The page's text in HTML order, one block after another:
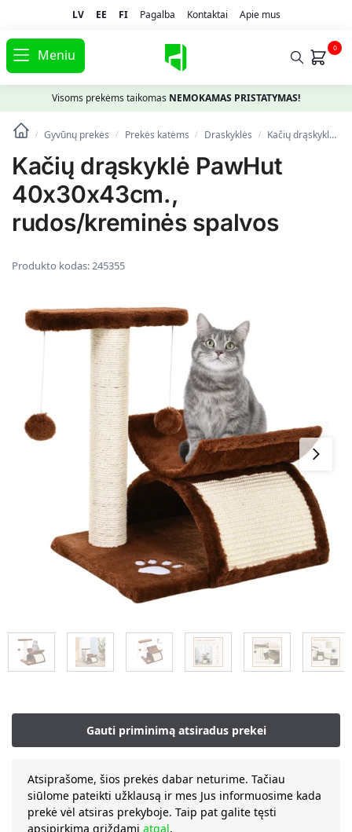
LV EE FI Pagalba Kontaktai Apie mus
Meniu 0
Visoms prekėms taikomas NEMOKAMAS PRISTATYMAS!
/ Gyvūnų prekės / Prekės katėms / Draskyklės / Kačių drąskyklė PawHut 40x30x43cm., rudos/kreminės spalvos
Kačių drąskyklė PawHut
40x30x43cm.,
rudos/kreminės spalvos
Produkto kodas:245355
Atsiprašome, šios prekės dabar neturime. Tačiau
siūlome pateikti užklausą ir mes Jus informuosime kada
prekė vėl atsiras prekyboje. Taip pat galite tęsti
apsipirkimą grįždami atgal.